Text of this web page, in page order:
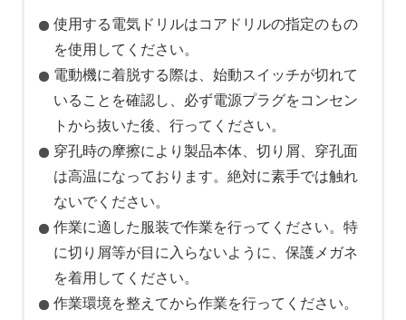
使用する電気ドリルはコアドリルの指定のもの
を使用してください。
電動機に着脱する際は、始動スイッチが切れて
いることを確認し、必ず電源プラグをコンセン
トから抜いた後、行ってください。
穿孔時の摩擦により製品本体、切り屑、穿孔面
は高温になっております。絶対に素手では触れ
ないでください。
作業に適した服装で作業を行ってください。特
に切り屑等が目に入らないように、保護メガネ
を着用してください。
作業環境を整えてから作業を行ってください。